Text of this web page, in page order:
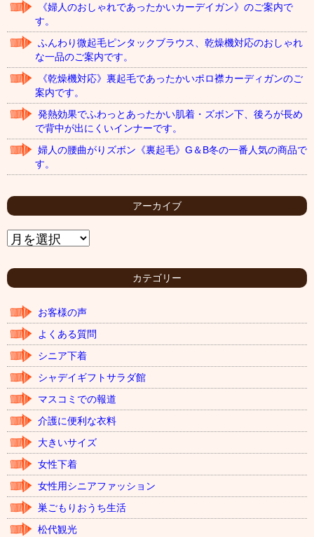
《婦人のおしゃれであったかいカーデイガン》のご案内で
す。
ふんわり微起毛ピンタックブラウス、乾燥機対応のおしゃれ
な一品のご案内です。
《乾燥機対応》裏起毛であったかいポロ襟カーディガンのご
案内です。
発熱効果でふわっとあったかい肌着・ズボン下、後ろが長め
で背中が出にくいインナーです。
婦人の腰曲がりズボン《裏起毛》G＆B冬の一番人気の商品で
す。
アーカイブ
ア
ー
イ
カテゴリー
お客様の声
よくある質問
シニア下着
シャデイギフトサラダ館
マスコミでの報道
介護に便利な衣料
大きいサイズ
女性下着
女性用シニアファッション
巣ごもりおうち生活
松代観光